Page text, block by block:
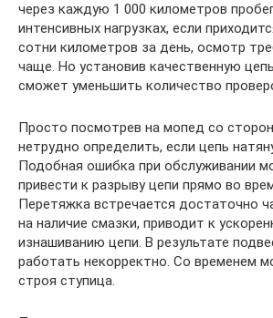
через каждую 1 000 километров
интенсивных нагрузках, если
сотни километров за день, осмотр
чаще. Но установив качественную
сможет уменьшить количество
Просто посмотрев на мопед со
нетрудно определить, если цепь
Подобная ошибка при обслуживании
привести к разрыву цепи прямо во
Перетяжка встречается достаточно
на наличие смазки, приводит к
изнашиванию цепи. В результате
работать некорректно. Со временем
строя ступица.